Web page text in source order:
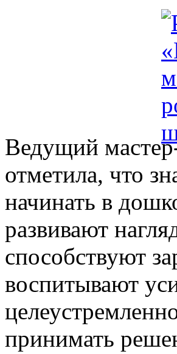
Ведущий
отметила, что
начинать в
развивают
способствуют
воспитывают
принимать